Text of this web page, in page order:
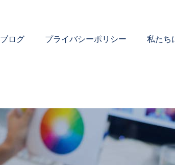
ブログ プライバシーポリシー 私たち